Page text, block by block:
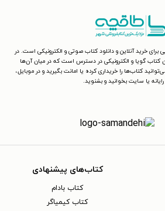
برای خرید آنلاین و دانلود کتاب صوتی و الکترونیکی است. در
کتاب گویا و الکترونیکی در دسترس است که در میان آن‌ها
کتاب‌ها را خریداری کرده یا امانت بگیرید و در موبایل،
یا سایت بخوانید و بشنوید.
کتاب‌های پیشنهادی
کتاب بادام
کتاب کیمیاگر